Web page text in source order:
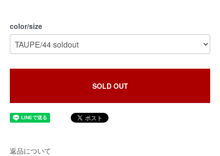
color/size
SOLD OUT
返品について